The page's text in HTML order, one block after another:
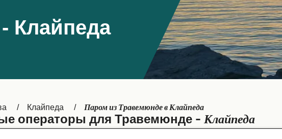
Клайпеда
Клайпеда Паром из Травемюнде в Клайпеда
операторы для Травемюнде - Клайпеда